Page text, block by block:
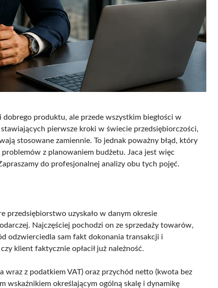
produktu, ale przede wszystkim biegłości w
pierwsze kroki w świecie przedsiębiorczości,
stosowane zamiennie. To jednak poważny błąd, który
z planowaniem budżetu. Jaca jest więc
do profesjonalnej analizy obu tych pojęć.
przedsiębiorstwo uzyskało w danym okresie
Najczęściej pochodzi on ze sprzedaży towarów,
odzwierciedla sam fakt dokonania transakcji i
klient faktycznie opłacił już należność.
z podatkiem VAT) oraz przychód netto (kwota bez
wskaźnikiem określającym ogólną skalę i dynamikę